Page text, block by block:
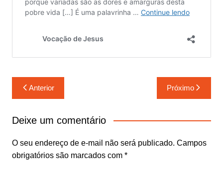
Navegação
de
Post
Anterior Próximo
Deixe um comentário
O seu endereço de e-mail não será publicado. Campos
obrigatórios são marcados com *